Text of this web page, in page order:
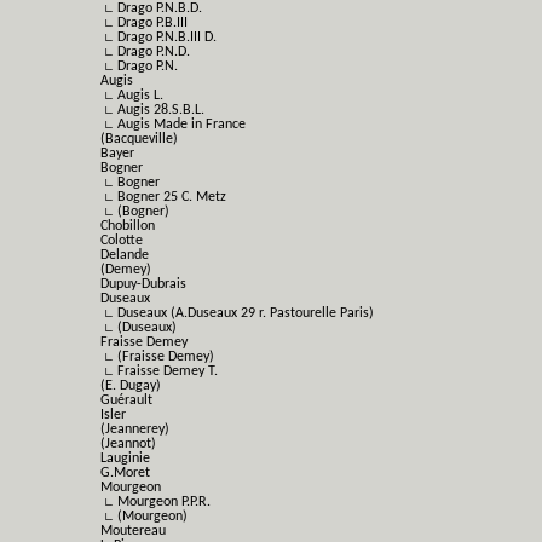
∟ Drago P.N.B.D.
∟ Drago P.B.III
∟ Drago P.N.B.III D.
∟ Drago P.N.D.
∟ Drago P.N.
Augis
∟ Augis L.
∟ Augis 28.S.B.L.
∟ Augis Made in France
(Bacqueville)
Bayer
Bogner
∟ Bogner
∟ Bogner 25 C. Metz
∟ (Bogner)
Chobillon
Colotte
Delande
(Demey)
Dupuy-Dubrais
Duseaux
∟ Duseaux (A.Duseaux 29 r. Pastourelle Paris)
∟ (Duseaux)
Fraisse Demey
∟ (Fraisse Demey)
∟ Fraisse Demey T.
(E. Dugay)
Guérault
Isler
(Jeannerey)
(Jeannot)
Lauginie
G.Moret
Mourgeon
∟ Mourgeon P.P.R.
∟ (Mourgeon)
Moutereau